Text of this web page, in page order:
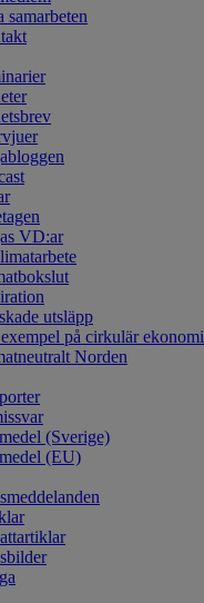
samarbeten
VD:ar
utsläpp
på cirkulär ekonomi
Norden
(Sverige)
(EU)